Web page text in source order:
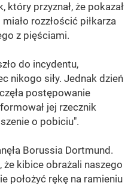
który przyznał, że pokazał
rozzłościć piłkarza
z pięściami.
do incydentu,
nikogo siły. Jednak dzień
postępowanie
jej rzecznik
o pobiciu".
Borussia Dortmund.
że kibice obrażali naszego
położyć rękę na ramieniu